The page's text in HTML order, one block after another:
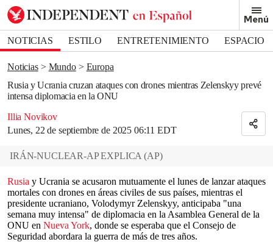
Menú
NOTICIAS ESTILO ENTRETENIMIENTO
ESPACIO
DEPORTES
Noticias Mundo
Europa
Rusia y Ucrania cruzan ataques con drones mientras Zelenskyy prevé
intensa diplomacia en la ONU
Illia Novikov
Lunes, 22 de septiembre de 2025 06:11 EDT
Bookmark popover
Removed from bookmarks
Close popover
IRÁN-NUCLEAR-AP EXPLICA (AP)
Rusia y Ucrania se acusaron mutuamente el lunes de lanzar ataques
mortales con drones en áreas civiles de sus países, mientras el
presidente ucraniano, Volodymyr Zelenskyy, anticipaba "una
semana muy intensa" de diplomacia en la Asamblea General de la
ONU en Nueva York, donde se esperaba que el Consejo de
Seguridad abordara la guerra de más de tres años.